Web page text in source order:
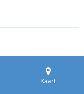
Kaart